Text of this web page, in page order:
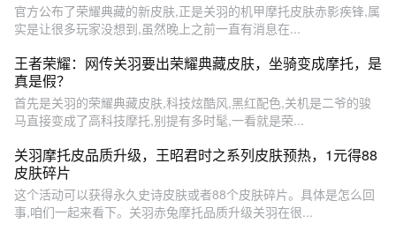
官方公布了荣耀典藏的新皮肤,正是关羽的机甲摩托皮肤赤影疾锋,属
实是让很多玩家没想到,虽然晚上之前一直有消息在...
王者荣耀：网传关羽要出荣耀典藏皮肤，坐骑变成摩托，是
真是假？
首先是关羽的荣耀典藏皮肤,科技炫酷风,黑红配色,关机是二爷的骏
马直接变成了高科技摩托,别提有多时髦,一看就是荣...
关羽摩托皮品质升级，王昭君时之系列皮肤预热，1元得88
皮肤碎片
这个活动可以获得永久史诗皮肤或者88个皮肤碎片。具体是怎么回
事,咱们一起来看下。关羽赤兔摩托品质升级关羽在很...